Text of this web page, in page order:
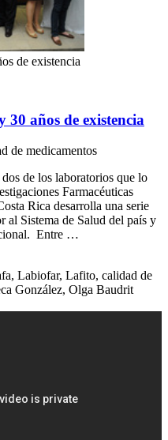
de existencia
años de existencia
de medicamentos
de los laboratorios que lo
Farmacéuticas
Rica desarrolla una serie
al Sistema de Salud del país y
Entre …
Labiofar, Lafito, calidad de
González, Olga Baudrit